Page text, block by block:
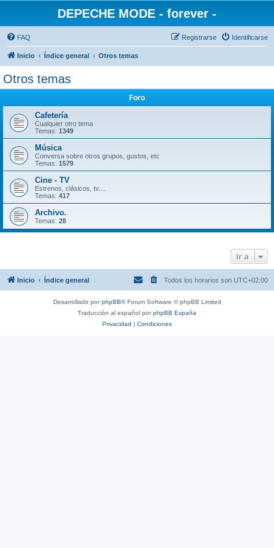
DEPECHE MODE - forever -
FAQ Identificarse
Registrarse
Inicio Índice general Otros temas
Otros temas
Foro
Cafetería
Cualquier otro tema
Temas: 1349
Música
Conversa sobre otros grupos, gustos, etc
Temas: 1579
Cine - TV
Estrenos, clásicos, tv....
Temas: 417
Archivo.
Temas: 28
Ir a
Inicio Índice general Todos los horarios son UTC+02:00
Desarrollado porphpBB® Forum Software © phpBB Limited
Traducción al español porphpBB España
Privacidad | Condiciones